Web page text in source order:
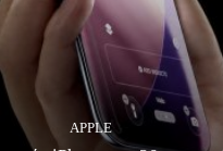
APPLE